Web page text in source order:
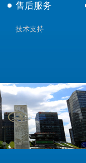
售后服务
技术支持